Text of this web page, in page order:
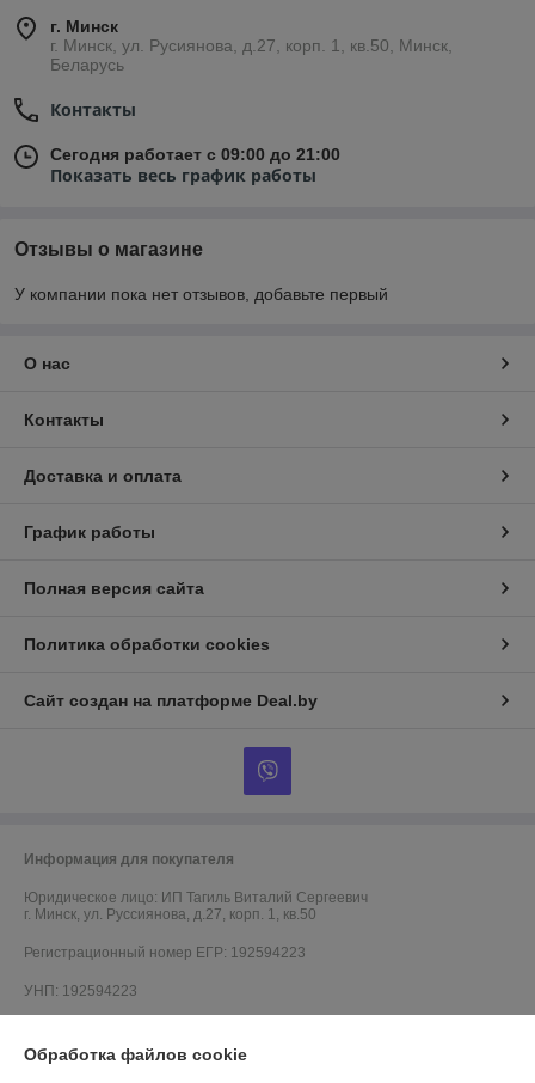
г. Минск
г. Минск, ул. Русиянова, д.27, корп. 1, кв.50, Минск,
Беларусь
Контакты
Сегодня работает с 09:00 до 21:00
Показать весь график работы
Отзывы о магазине
У компании пока нет отзывов, добавьте первый
О нас
Контакты
Доставка и оплата
График работы
Полная версия сайта
Политика обработки cookies
Сайт создан на платформе Deal.by
Информация для покупателя
Юридическое лицо: ИП Тагиль Виталий Сергеевич
г. Минск, ул. Руссиянова, д.27, корп. 1, кв.50
Регистрационный номер ЕГР: 192594223
УНП: 192594223
рассматривать обращения покупателей в соответствии с
законодательством об обращениях граждан и юридических лиц:
Обработка файлов cookie